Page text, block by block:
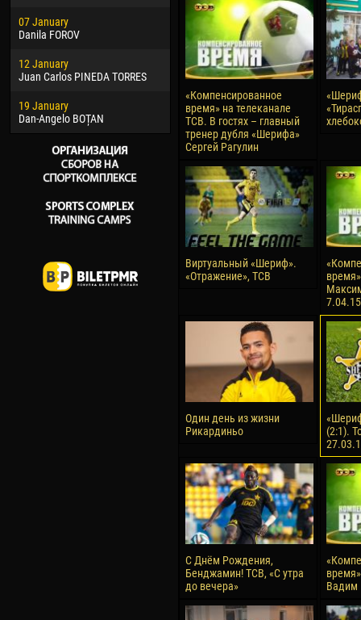
07 January
Danila FOROV
12 January
Juan Carlos PINEDA TORRES
19 January
Dan-Angelo BOȚAN
22 March
Samba KONÉ
26 March
Vitor Hugo Morais de OLIVEIRA
28 March
Raí LOPES DE OLIVEIRA
28
10
15
Ivan
«Компенсированное
время» на телеканале
ТСВ. В гостях – главный
тренер дубля «Шерифа»
Сергей Рагулин
Виртуальный «Шериф».
«Отражение», ТСВ
7.04.15
Один день из жизни
Рикардиньо
(2:1).
С Днём Рождения,
Бенджамин! ТСВ, «С утра
до вечера»
Вадим